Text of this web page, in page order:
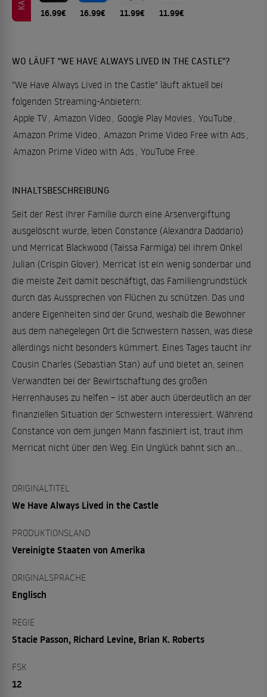
16.99€ 16.99€ 11.99€ 11.99€
WO LÄUFT "WE HAVE ALWAYS LIVED IN THE CASTLE"?
"We Have Always Lived in the Castle" läuft aktuell bei
folgenden Streaming-Anbietern:
Apple TV, Amazon Video , Google Play Movies, YouTube ,
Amazon Prime Video , Amazon Prime Video Free with Ads,
Amazon Prime Video with Ads, YouTube Free .
INHALTSBESCHREIBUNG
Seit der Rest ihrer Familie durch eine Arsenvergiftung
ausgelöscht wurde, leben Constance (Alexandra Daddario)
und Merricat Blackwood (Taissa Farmiga) bei ihrem Onkel
Julian (Crispin Glover). Merricat ist ein wenig sonderbar und
die meiste Zeit damit beschäftigt, das Familiengrundstück
durch das Aussprechen von Flüchen zu schützen. Das und
andere Eigenheiten sind der Grund, weshalb die Bewohner
aus dem nahegelegen Ort die Schwestern hassen, was diese
allerdings nicht besonders kümmert. Eines Tages taucht ihr
Cousin Charles (Sebastian Stan) auf und bietet an, seinen
Verwandten bei der Bewirtschaftung des großen
Herrenhauses zu helfen – ist aber auch überdeutlich an der
finanziellen Situation der Schwestern interessiert. Während
Constance von dem jungen Mann fasziniert ist, traut ihm
Merricat nicht über den Weg. Ein Unglück bahnt sich an…
ORIGINALTITEL
We Have Always Lived in the Castle
PRODUKTIONSLAND
Vereinigte Staaten von Amerika
ORIGINALSPRACHE
Englisch
REGIE
Stacie Passon, Richard Levine, Brian K. Roberts
FSK
12